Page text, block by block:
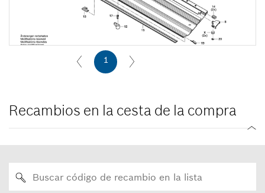
1
Recambios en la cesta de la compra